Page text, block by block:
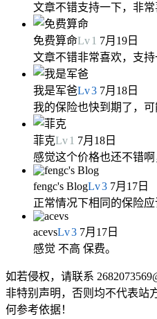
文章不错支持一下，非常
免费算命Lv1 7月19日
文章不错非常喜欢，支
我是军爸Lv3 7月18日
我的保险也快到期了，
菲克Lv1 7月18日
感觉这个价格也还不错
fengc's BlogLv3 7月17日
正常情况下相同的保险
acevsLv3 7月17日
感觉 不高 保费。
如若侵权，请联系
非特别声明，否则均不代表站
何参考依据！